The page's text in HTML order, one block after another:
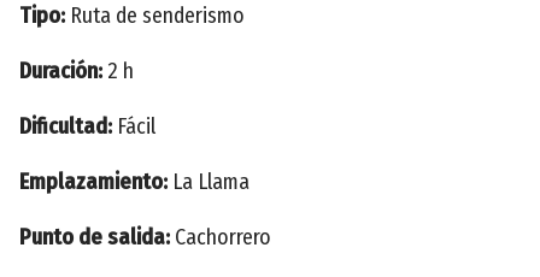
Tipo: Ruta de senderismo
Duración: 2 h
Dificultad: Fácil
Emplazamiento: La Llama
Punto de salida: Cachorrero